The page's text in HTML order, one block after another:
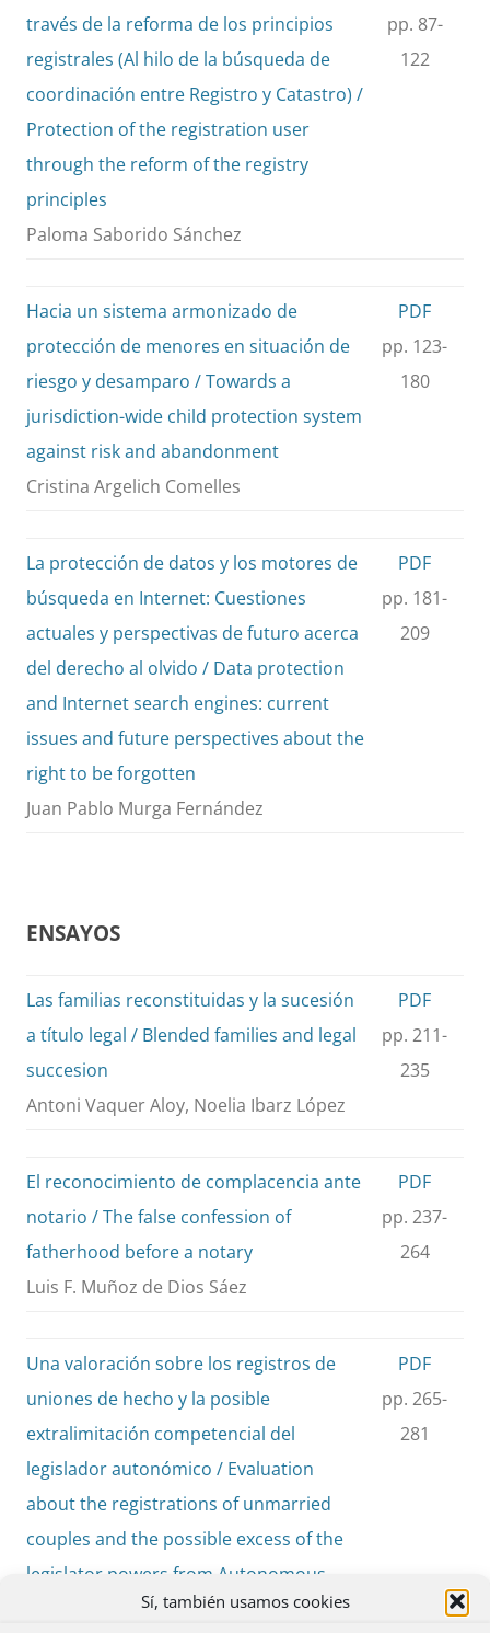
Sí, también usamos cookies
través de la reforma de los principios
registrales (Al hilo de la búsqueda de
coordinación entre Registro y Catastro) /
Protection of the registration user
through the reform of the registry
principles
Paloma Saborido Sánchez
pp. 87-
122
Hacia un sistema armonizado de
protección de menores en situación de
riesgo y desamparo / Towards a
jurisdiction-wide child protection system
against risk and abandonment
Cristina Argelich Comelles
PDF
pp. 123-
180
La protección de datos y los motores de
búsqueda en Internet: Cuestiones
actuales y perspectivas de futuro acerca
del derecho al olvido / Data protection
and Internet search engines: current
issues and future perspectives about the
right to be forgotten
Juan Pablo Murga Fernández
PDF
pp. 181-
209
ENSAYOS
Las familias reconstituidas y la sucesión
a título legal / Blended families and legal
succesion
Antoni Vaquer Aloy, Noelia Ibarz López
PDF
pp. 211-
235
El reconocimiento de complacencia ante
notario / The false confession of
fatherhood before a notary
Luis F. Muñoz de Dios Sáez
PDF
pp. 237-
264
Una valoración sobre los registros de
uniones de hecho y la posible
extralimitación competencial del
legislador autonómico / Evaluation
about the registrations of unmarried
couples and the possible excess of the
legislator powers from Autonomous
PDF
pp. 265-
281